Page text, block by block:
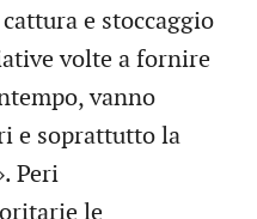
e stoccaggio
volte a fornire
vanno
e soprattutto la
Peri